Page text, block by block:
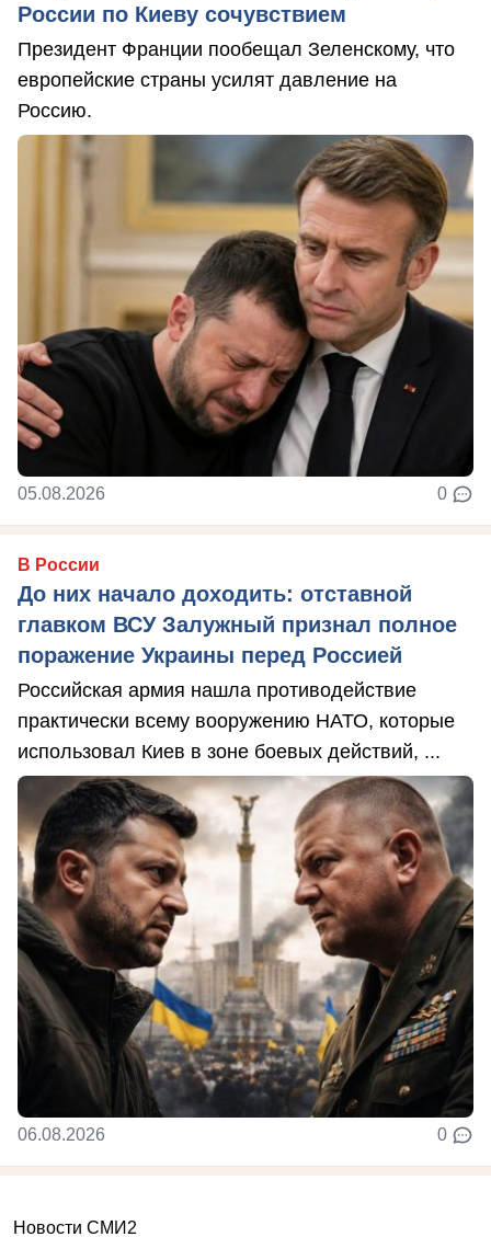
России по Киеву сочувствием
Президент Франции пообещал Зеленскому, что
европейские страны усилят давление на
Россию.
05.08.2026 0
В России
До них начало доходить: отставной
главком ВСУ Залужный признал полное
поражение Украины перед Россией
Российская армия нашла противодействие
практически всему вооружению НАТО, которые
использовал Киев в зоне боевых действий, ...
06.08.2026 0
Новости СМИ2